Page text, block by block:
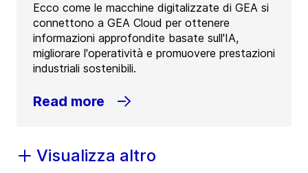
Ecco come le macchine digitalizzate di GEA si
connettono a GEA Cloud per ottenere
informazioni approfondite basate sull'IA,
migliorare l'operatività e promuovere prestazioni
industriali sostenibili.
Read more
Visualizza altro